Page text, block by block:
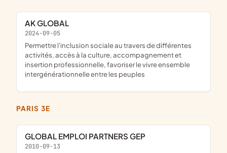
AK GLOBAL
2024-09-05
permettre l'inclusion sociale au travers de différentes
activités, accès à la culture, accompagnement et
insertion professionnelle, favoriser le vivre ensemble
intergénérationnelle entre les peuples
PARIS 3E
GLOBAL EMPLOI PARTNERS GEP
2010-09-13